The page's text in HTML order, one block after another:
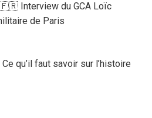
Interview du GCA Loïc
de Paris
qu’il faut savoir sur l’histoire